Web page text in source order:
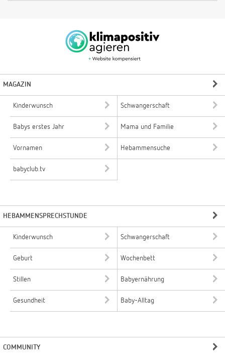
MAGAZIN
Kinderwunsch Schwangerschaft
Babys erstes Jahr Mama und Familie
Vornamen Hebammensuche
babyclub.tv
HEBAMMENSPRECHSTUNDE
Kinderwunsch Schwangerschaft
Geburt Wochenbett
Stillen Babyernährung
Gesundheit Baby-Alltag
COMMUNITY